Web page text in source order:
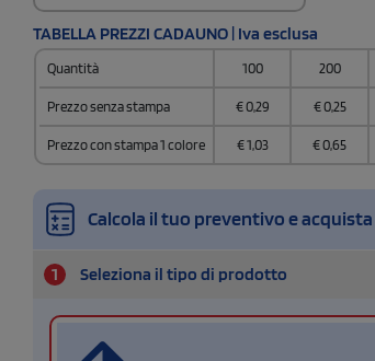
TABELLA PREZZI CADAUNO | Iva esclusa
Quantità 100 200
Prezzo senza stampa €0,29 €0,25
Prezzo con stampa 1 colore €1,03 €0,65
Calcola il tuo preventivo e
1 Seleziona il tipo di prodotto